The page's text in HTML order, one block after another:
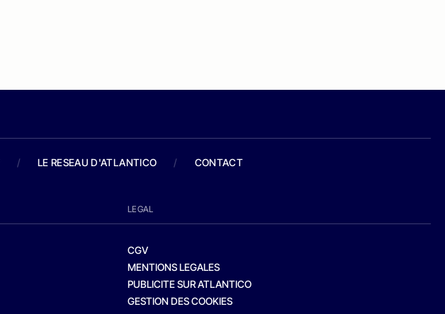
/ LE RESEAU D'ATLANTICO / CONTACT
LEGAL
CGV
MENTIONS LEGALES
PUBLICITE SUR ATLANTICO
GESTION DES COOKIES